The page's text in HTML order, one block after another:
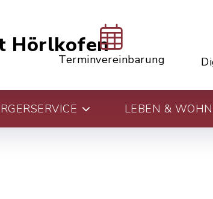
Hörlkofen
Terminvereinbarung
LEBEN &